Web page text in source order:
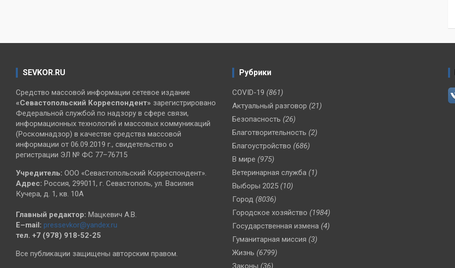
SEVKOR.RU
Средство массовой информации сетевое издание
«Севастопольский Корреспондент» зарегистрировано
Федеральной службой по надзору в сфере связи,
информационных технологий и массовых коммуникаций
(Роскомнадзор) в качестве средства массовой
информации от 06.09.2019 г., свидетельство о
регистрации ЭЛ № ФС 77–76715
Учредитель: ООО «Севастопольский Корреспондент».
Адрес: Россия, 299011, г. Севастополь, ул. Василия
Кучера, д. 1, кв. 10А
Главный редактор: Мацкевич А.В.
E–mail: pressevkor@yandex.ru
тел. +7 (978) 918-52-25
Все публикации защищены авторским правом.
Рубрики
COVID-19 (861)
Актуальный разговор (21)
Безопасность (26)
Благотворительность (2)
Благоустройство (686)
В мире (975)
Ветеринарная служба (1)
Выборы 2025 (10)
Город (8036)
Городское хозяйство (1984)
Государственная измена (4)
Гуманитарная миссия (3)
Жизнь (6799)
Законы (36)